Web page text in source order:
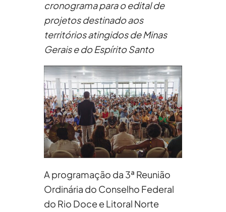
cronograma para o edital de
projetos destinado aos
territórios atingidos de Minas
Gerais e do Espírito Santo
A programação da 3ª Reunião
Ordinária do Conselho Federal
do Rio Doce e Litoral Norte